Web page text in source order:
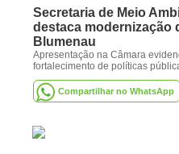
Secretaria de Meio
destaca modernização
Blumenau
Apresentação na Câmara
fortalecimento de políticas
Compartilhar no WhatsApp